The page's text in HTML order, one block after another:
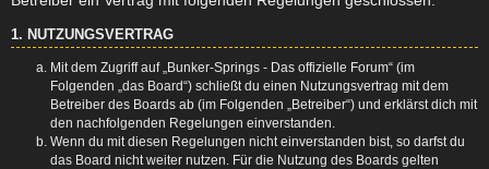
1. NUTZUNGSVERTRAG
Mit dem Zugriff auf „Bunker-Springs - Das offizielle Forum“ (im
Folgenden „das Board“) schließt du einen Nutzungsvertrag mit dem
Betreiber des Boards ab (im Folgenden „Betreiber“) und erklärst dich mit
den nachfolgenden Regelungen einverstanden.
Wenn du mit diesen Regelungen nicht einverstanden bist, so darfst du
das Board nicht weiter nutzen. Für die Nutzung des Boards gelten